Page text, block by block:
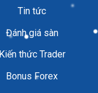
Tin tức
Đánh giá sàn
Kiến thức Trader
Bonus Forex